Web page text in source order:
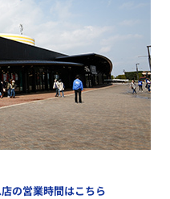
の営業時間はこちら